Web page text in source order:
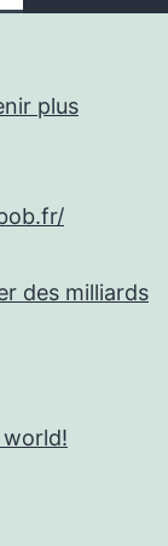
plus
des milliards
world!